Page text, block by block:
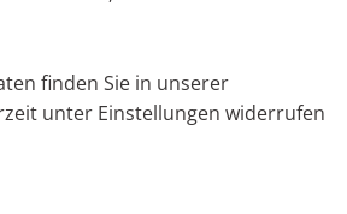
finden Sie in unserer
unter Einstellungen widerrufen